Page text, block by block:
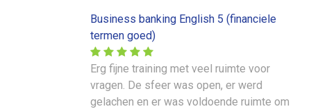
Business banking English 5 (financiele
termen goed)
Erg fijne training met veel ruimte voor
vragen. De sfeer was open, er werd
gelachen en er was voldoende ruimte om